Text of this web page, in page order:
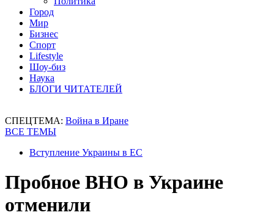
Город
Мир
Бизнес
Спорт
Lifestyle
Шоу-биз
Наука
БЛОГИ ЧИТАТЕЛЕЙ
СПЕЦТЕМА: Война в Иране
ВСЕ ТЕМЫ
Вступление Украины в ЕС
Пробное ВНО в Украине
отменили